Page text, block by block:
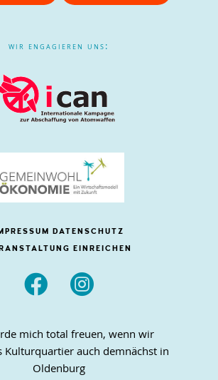
wir engagieren uns:
DATENSCHUTZ
EINREICHEN
 
mich total freuen, wenn wir
Kulturquartier auch demnächst in
Oldenburg